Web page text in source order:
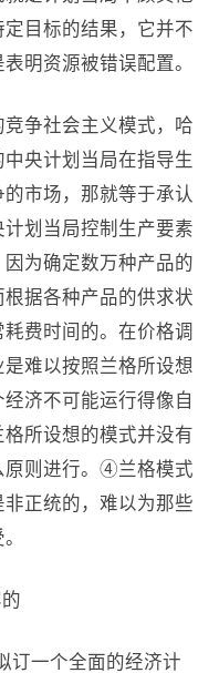
目标的结果，它并不
明资源被错误配置。
争社会主义模式，哈
央计划当局在指导生
市场，那就等于承认
划当局控制生产要素
为确定数万种产品的
据各种产品的供求状
费时间的。在价格调
难以按照兰格所设想
济不可能运行得像自
所设想的模式并没有
原则进行。④兰格模式
正统的，难以为那些
订一个全面的经济计